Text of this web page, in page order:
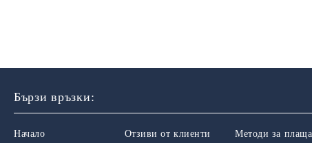
Бързи връзки:
Начало Отзиви от клиенти Методи за